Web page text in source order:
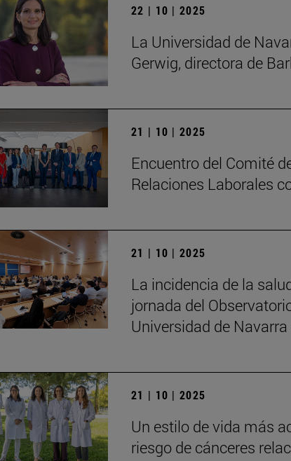
22 | 10 | 2025
La Universidad de
Gerwig, directora de
21 | 10 | 2025
Encuentro del Comité
Relaciones Laborales
21 | 10 | 2025
La incidencia de la
jornada del
Universidad de
21 | 10 | 2025
Un estilo de vida más
riesgo de cánceres